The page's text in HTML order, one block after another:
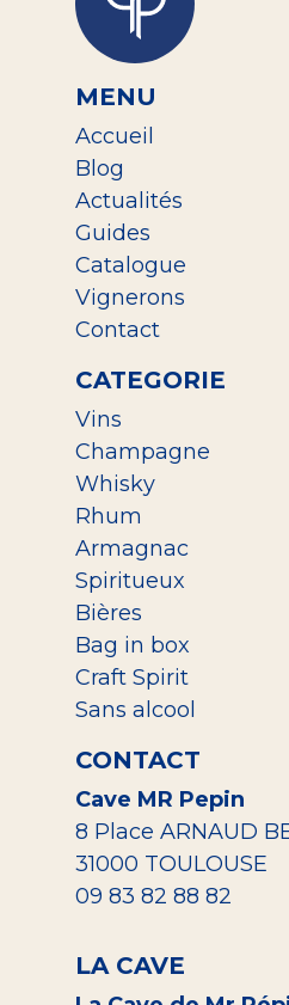
MENU
Accueil
Blog
Actualités
Guides
Catalogue
Vignerons
Contact
CATEGORIE
Vins
Champagne
Whisky
Rhum
Armagnac
Spiritueux
Bières
Bag in box
Craft Spirit
Sans alcool
CONTACT
Cave MR Pepin
8 Place ARNAUD
31000 TOULOUSE
09 83 82 88 82
LA CAVE